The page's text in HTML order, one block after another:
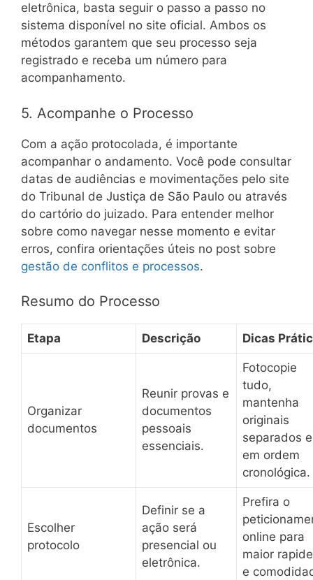
eletrônica, basta seguir o passo a passo no
sistema disponível no site oficial. Ambos os
métodos garantem que seu processo seja
registrado e receba um número para
acompanhamento.
5. Acompanhe o Processo
Com a ação protocolada, é importante
acompanhar o andamento. Você pode consultar
datas de audiências e movimentações pelo site
do Tribunal de Justiça de São Paulo ou através
do cartório do juizado. Para entender melhor
sobre como navegar nesse momento e evitar
erros, confira orientações úteis no post sobre
gestão de conflitos e processos.
Resumo do Processo
Etapa Descrição Dicas
Organizar
documentos
Reunir provas e
documentos
pessoais
essenciais.
Fotocopie
tudo,
mantenha
originais
separados e
em ordem
cronológica.
Escolher
protocolo
Definir se a
ação será
presencial ou
eletrônica.
Prefira o
online para
maior
e